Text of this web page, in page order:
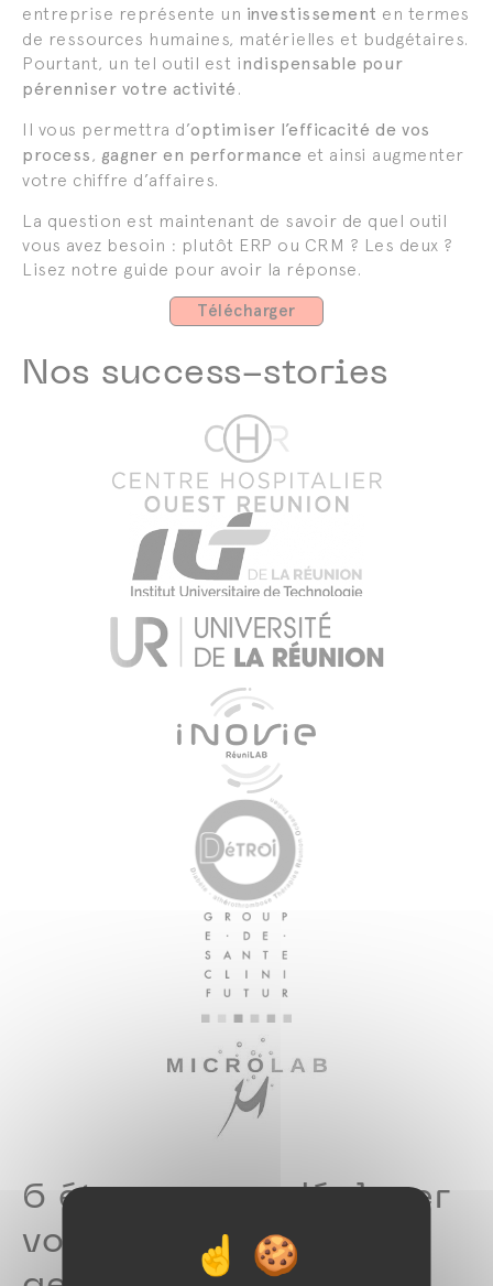
entreprise représente un investissement en termes
de ressources humaines, matérielles et budgétaires.
Pourtant, un tel outil est indispensable pour
pérenniser votre activité .
Il vous permettra d’optimiser l’efficacité de vos
process , gagner en performance et ainsi augmenter
votre chiffre d’affaires.
La question est maintenant de savoir de quel outil
vous avez besoin : plutôt ERP ou CRM ? Les deux ?
Lisez notre guide pour avoir la réponse.
Télécharger
Nos success-stories
6 étapes pour déployer
votre logiciel de